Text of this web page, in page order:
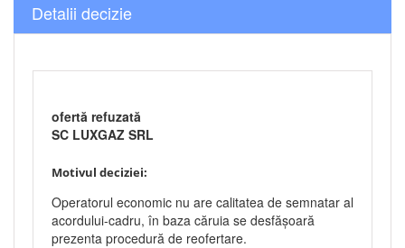
Detalii decizie
ofertă refuzată
SC LUXGAZ SRL
Motivul deciziei:
Operatorul economic nu are calitatea de semnatar al
acordului-cadru, în baza căruia se desfășoară
prezenta procedură de reofertare.